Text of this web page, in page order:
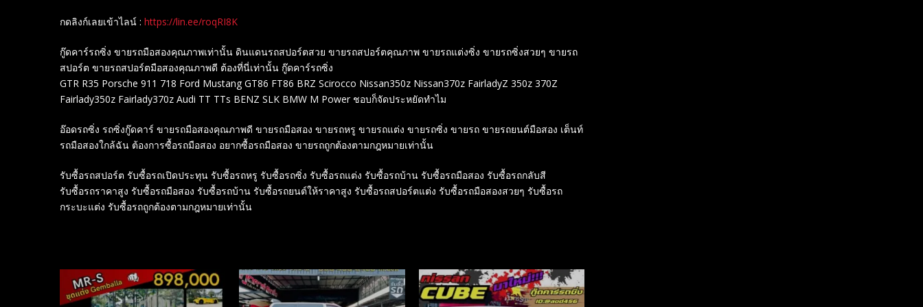
กดลิงก์เลยเข้าไลน์ : https://lin.ee/roqRI8K
กู๊ดคาร์รถซิ่ง ขายรถมือสองคุณภาพเท่านั้น ดินแดนรถสปอร์ตสวย ขายรถสปอร์ตคุณภาพ ขายรถแต่งซิ่ง ขายรถซิ่งสวยๆ ขายรถ
สปอร์ต ขายรถสปอร์ตมือสองคุณภาพดี ต้องที่นี่เท่านั้น กู๊ดคาร์รถซิ่ง
GTR R35 Porsche 911 718 Ford Mustang GT86 FT86 BRZ Scirocco Nissan350z Nissan370z FairladyZ 350z 370Z
Fairlady350z Fairlady370z Audi TT TTs BENZ SLK BMW M Power ชอบก็จัดประหยัดทำไม
อ๊อดรถซิ่ง รถซิ่งกู๊ดคาร์ ขายรถมือสองคุณภาพดี ขายรถมือสอง ขายรถหรู ขายรถแต่ง ขายรถซิ่ง ขายรถ ขายรถยนต์มือสอง เต็นท์
รถมือสองใกล้ฉัน ต้องการซื้อรถมือสอง อยากซื้อรถมือสอง ขายรถถูกต้องตามกฎหมายเท่านั้น
รับซื้อรถสปอร์ต รับซื้อรถเปิดประทุน รับซื้อรถหรู รับซื้อรถซิ่ง รับซื้อรถแต่ง รับซื้อรถบ้าน รับซื้อรถมือสอง รับซื้อรถกลับสี
รับซื้อรถราคาสูง รับซื้อรถมือสอง รับซื้อรถบ้าน รับซื้อรถยนต์ให้ราคาสูง รับซื้อรถสปอร์ตแต่ง รับซื้อรถมือสองสวยๆ รับซื้อรถ
กระบะแต่ง รับซื้อรถถูกต้องตามกฎหมายเท่านั้น